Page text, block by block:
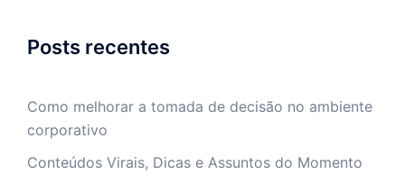
Posts recentes
Como melhorar a tomada de decisão no ambiente
corporativo
Conteúdos Virais, Dicas e Assuntos do Momento